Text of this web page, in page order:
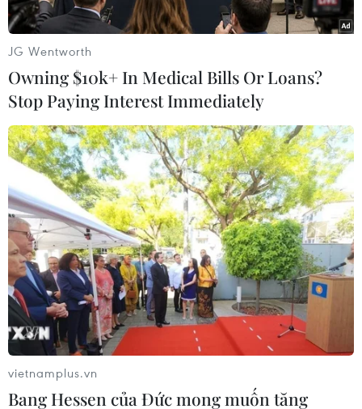
Trúc An hình dung về 'Đêm trăng ngọt ngào.' Loạt tranh trong
triển lãm được thực hiện trên nhiều chất liệu khác nhau: màu
nước, sơn dầu, acrylic, chì than (Ảnh: Nguyễn Lý
Bằng/Vietnam+)
JG Wentworth
Owning $10k+ In Medical Bills Or Loans?
Stop Paying Interest Immediately
vietnamplus.vn
Bang Hessen của Đức mong muốn tăng